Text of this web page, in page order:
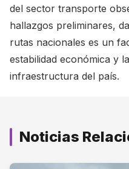
del sector transporte
hallazgos preliminares,
rutas nacionales es un
estabilidad económica y
infraestructura del país.
Noticias